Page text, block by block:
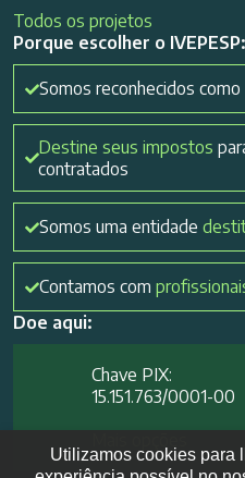
Todos os projetos
Porque escolher o IVEPESP:
Somos reconhecidos como
Destine seus impostos
contratados
Somos uma entidade
Contamos com
Doe aqui:
Chave PIX:
15.151.763/0001-00​
Utilizamos cookies para